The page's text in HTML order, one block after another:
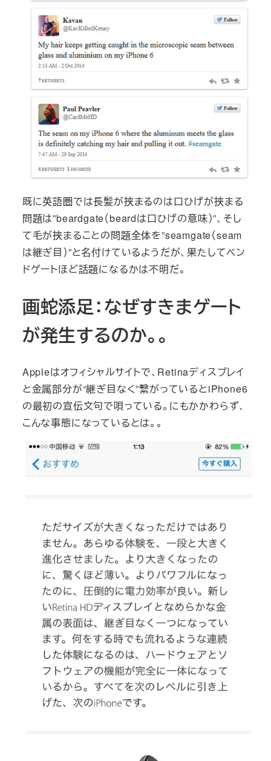
既に英語圏では長髪が挟まるのは口ひげが挟まる
問題は”beardgate（beardは口ひげの意味）”、そし
て毛が挟まることの問題全体を”seamgate（seam
は継ぎ目）”と名付けているようだが、果たしてベン
ドゲートほど話題になるかは不明だ。
画蛇添足：なぜすきまゲート
が発生するのか。。
Appleはオフィシャルサイトで、Retinaディスプレイ
と金属部分が“継ぎ目なく”繋がっているとiPhone6
の最初の宣伝文句で唄っている。にもかかわらず、
こんな事態になっているとは。。